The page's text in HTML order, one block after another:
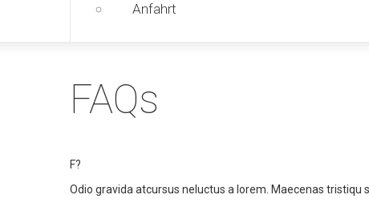
Anfahrt
FAQs
F?
Odio gravida atcursus neluctus a lorem. Maecenas